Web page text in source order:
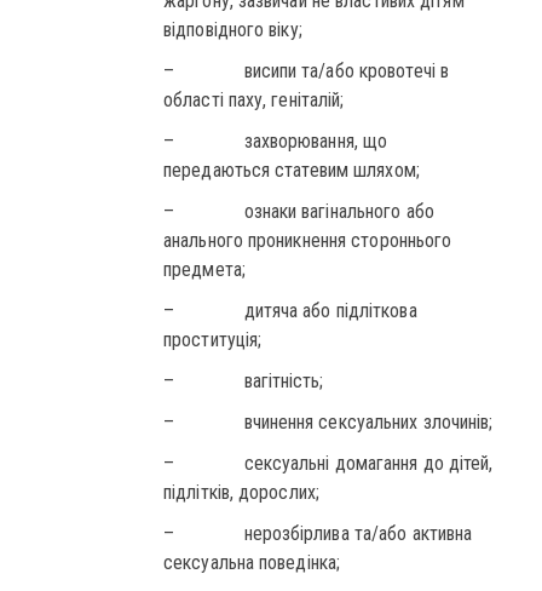
відповідного віку;
– висипи та/або кровотечі в
області паху, геніталій;
– захворювання, що
передаються статевим шляхом;
– ознаки вагінального або
анального проникнення стороннього
предмета;
– дитяча або підліткова
проституція;
– вагітність;
– вчинення сексуальних злочинів;
– сексуальні домагання до дітей,
підлітків, дорослих;
– нерозбірлива та/або активна
сексуальна поведінка;